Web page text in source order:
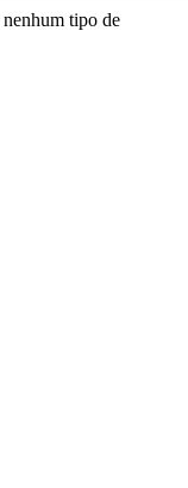
tipo de